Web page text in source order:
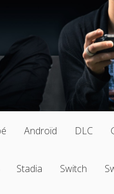
Androïd DLC
Stadia Switch